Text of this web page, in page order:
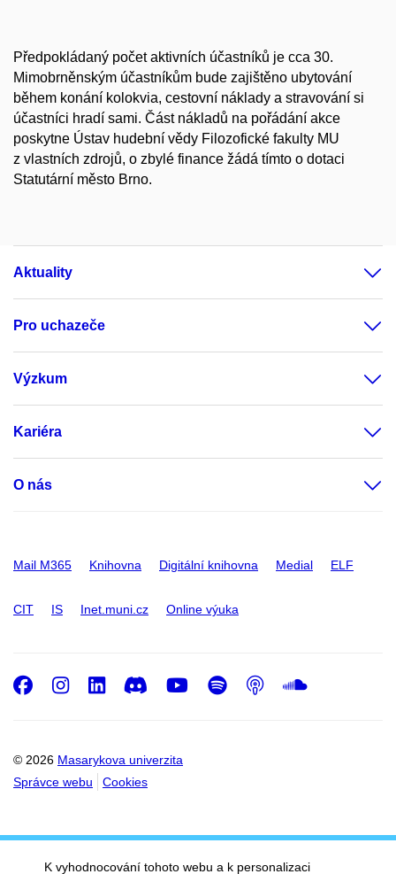
Předpokládaný počet aktivních účastníků je cca 30.
Mimobrněnským účastníkům bude zajištěno ubytování
během konání kolokvia, cestovní náklady a stravování si
účastníci hradí sami. Část nákladů na pořádání akce
poskytne Ústav hudební vědy Filozofické fakulty MU
z vlastních zdrojů, o zbylé finance žádá tímto o dotaci
Statutární město Brno.
Aktuality
Pro uchazeče
Výzkum
Kariéra
O nás
Mail M365 Knihovna Digitální knihovna Medial ELF
CIT IS Inet.muni.cz Online výuka
© 2026 Masarykova univerzita
Správce webu
Cookies
Facebook
Instagram
LinkedIn
DiscordYoutube
Spotify
Podcast
K vyhodnocování tohoto webu a k personalizaci